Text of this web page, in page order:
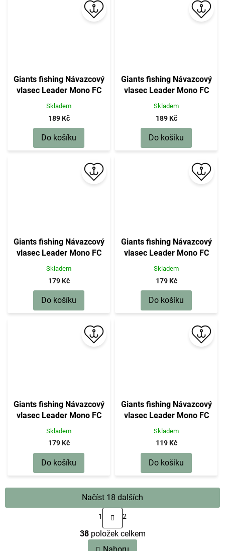
Giants fishing Návazcový
vlasec Leader Mono FC
100m|0,55mm(21kg)
Skladem
189 Kč
Do košíku
Giants fishing Návazcový
vlasec Leader Mono FC
100m|0,50mm(18kg)
Skladem
189 Kč
Do košíku
Giants fishing Návazcový
vlasec Leader Mono FC
100m|0,45mm(15kg)
Skladem
179 Kč
Do košíku
Giants fishing Návazcový
vlasec Leader Mono FC
100m|0,40mm(13kg)
Skladem
179 Kč
Do košíku
Giants fishing Návazcový
vlasec Leader Mono FC
100m
Skladem
179 Kč
Do košíku
Giants fishing Návazcový
vlasec Leader Mono FC
50m|0,50mm(18kg)
Skladem
119 Kč
Do košíku
O
v
l
Načíst 18 dalších
S
t
r
á
n
1 2
38položek celkem